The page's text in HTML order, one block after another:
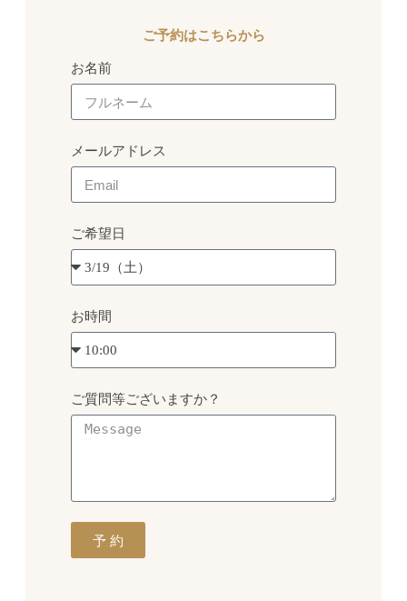
ご予約はこちらから
お名前
メールアドレス
ご希望日
お時間
ご質問等ございますか？
予 約